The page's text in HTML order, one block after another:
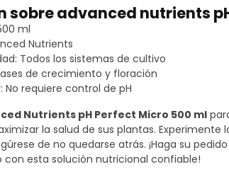
sobre advanced nutrients
ml
Nutrients
Todos los sistemas de cultivo
de crecimiento y floración
No requiere control de pH
Nutrients pH Perfect Micro 500 ml
la salud de sus plantas.
de no quedarse atrás. ¡Haga su
con esta solución nutricional confiable!